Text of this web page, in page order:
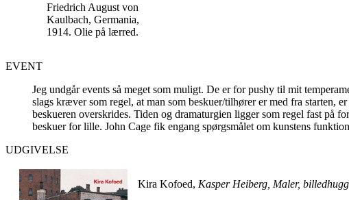
Friedrich August von
Kaulbach, Germania,
1914. Olie på lærred.
EVENT
Jeg undgår events så meget som muligt. De er for pushy til mit
slags kræver som regel, at man som beskuer/tilhører er med fra
beskueren overskrides. Tiden og dramaturgien ligger som regel fast på
beskuer for lille. John Cage fik engang spørgsmålet om kunstens
UDGIVELSE
Kira Kofoed, Kasper Heiberg, Maler,